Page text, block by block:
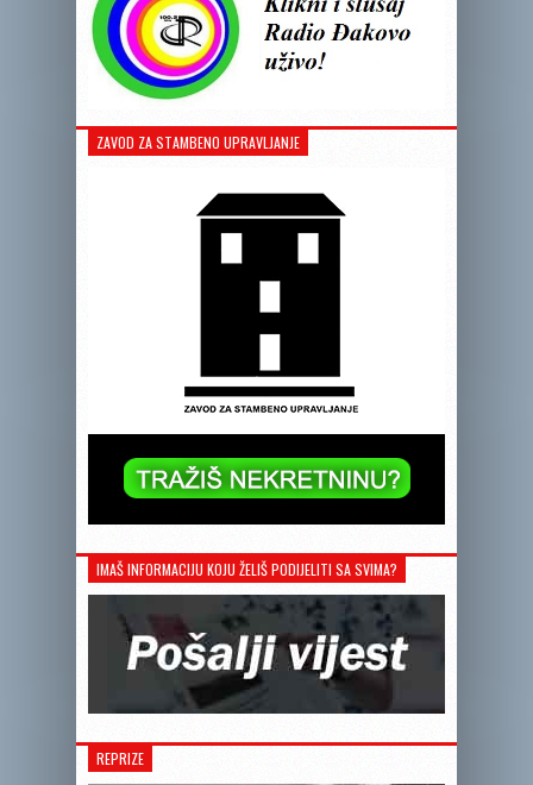
ZAVOD ZA STAMBENO UPRAVLJANJE
IMAŠ INFORMACIJU KOJU ŽELIŠ PODIJELITI SA SVIMA?
REPRIZE